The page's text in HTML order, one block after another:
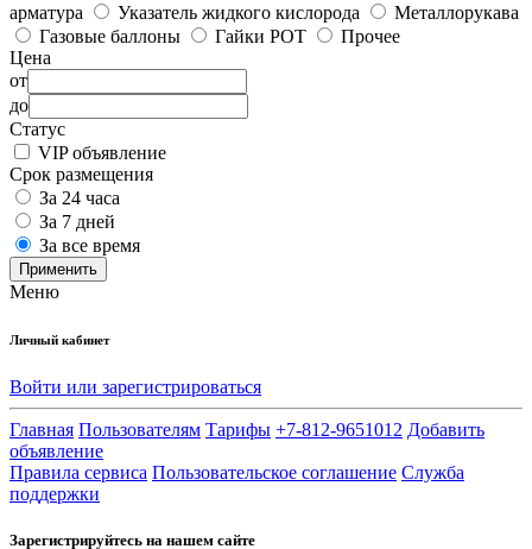
арматура
Указатель жидкого кислорода
Металлорукава
Газовые баллоны
Гайки РОТ
Прочее
Цена
от
до
Статус
VIP объявление
Срок размещения
За 24 часа
За 7 дней
За все время
Применить
Меню
Личный кабинет
Войти или зарегистрироваться
Главная Пользователям Тарифы +7-812-9651012 Добавить
объявление
Правила сервиса Пользовательское соглашение Служба
поддержки
Зарегистрируйтесь на нашем сайте